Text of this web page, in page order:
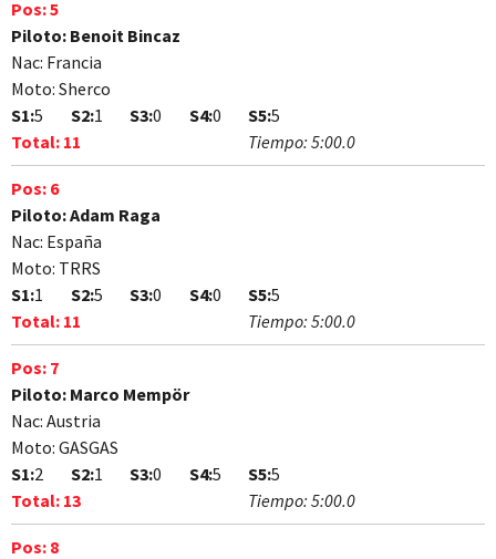
Pos:5
Piloto: Benoit Bincaz
Nac: Francia
Moto: Sherco
S1:5 S2:1 S3:0 S4:0 S5:5
Total: 11 Tiempo: 5:00.0
Pos: 6
Piloto:Adam Raga
Nac: España
Moto: TRRS
S1:1 S2:5 S3:0 S4:0 S5:5
Total: 11 Tiempo: 5:00.0
Pos: 7
Piloto: Marco Mempör
Nac: Austria
Moto: GASGAS
S1:2 S2:1 S3:0 S4:5 S5:5
Total: 13 Tiempo: 5:00.0
Pos: 8